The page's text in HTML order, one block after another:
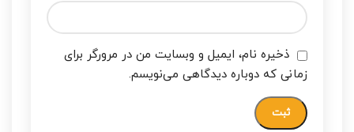
ذخیره نام، ایمیل و وبسایت من در مرورگر برای
زمانی که دوباره دیدگاهی می‌نویسم.